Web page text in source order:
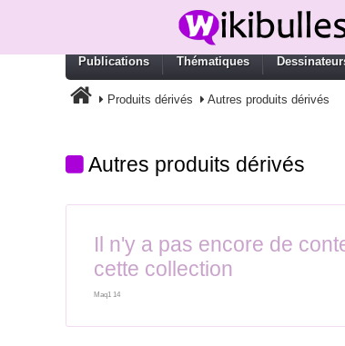
Publications Thématiques
Produits dérivés Autres produits dérivés
Autres produits dérivés
Il n'y a pas encore de
cette collection
Maq1 14